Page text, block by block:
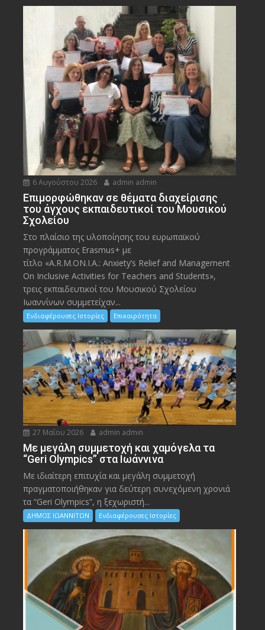
6 Αυγούστου 2026 admin admin
Eπιμορφώθηκαν σε θέματα διαχείρισης
του άγχους εκπαιδευτικοί του Μουσικού
Σχολείου
Στο πλαίσιο της υλοποίησης του ευρωπαϊκού
προγράμματος Erasmus+ με
τίτλο «A.R.M.ON.I.A.: Anxiety’s Relief and Management
On Inclusive Activities for Teachers and Students»,
τρεις εκπαιδευτικοί του Μουσικού Σχολείου
Ιωαννίνων συμμετείχαν...
Ενδιαφέρουσες Ιστορίες Επικαιρότητα
27 Μαΐου 2026 admin admin
Με μεγάλη συμμετοχή και χαμόγελα τα
“Geri Olympics” στα Ιωάννινα
Με ιδιαίτερη επιτυχία και μεγάλη συμμετοχή
πραγματοποιήθηκαν για δεύτερη συνεχόμενη χρονιά
τα “Geri Olympics”, η ξεχωριστή...
ΔΗΜΟΣ ΙΩΑΝΝΙΤΩΝ Ενδιαφέρουσες Ιστορίες